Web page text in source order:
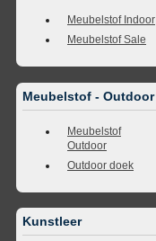
Meubelstof Indoor
Meubelstof Sale
Meubelstof - Outdoor
Meubelstof
Outdoor
Outdoor doek
Kunstleer